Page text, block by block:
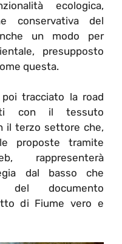
ecologica,
conservativa del
un modo per
presupposto
questa.
tracciato la road
con il tessuto
il terzo settore che,
proposte tramite
rappresenterà
dal basso che
documento
di Fiume vero e